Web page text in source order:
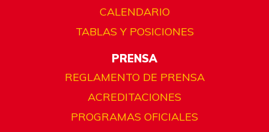
CALENDARIO
TABLAS Y POSICIONES
PRENSA
REGLAMENTO DE PRENSA
ACREDITACIONES
PROGRAMAS OFICIALES